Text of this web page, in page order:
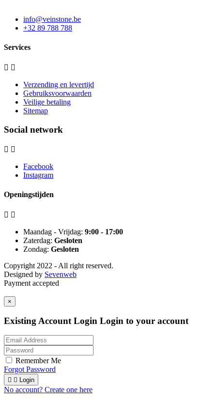
info@veinstone.be
+32 89 788 788
Services
 
Verzending en levertijd
Gebruiksvoorwaarden
Veilige betaling
Sitemap
Social network
 
Facebook
Instagram
Openingstijden
 
Maandag - Vrijdag: 9:00 - 17:00
Zaterdag: Gesloten
Zondag: Gesloten
Copyright 2022 - All right reserved.
Designed by Sevenweb
Payment accepted
×
Existing Account Login Login to your account
Remember Me
Forgot Password
  Login
No account? Create one here